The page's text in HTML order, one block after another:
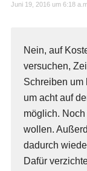
Juni 19, 2016 um 6:18
Nein, auf
versuchen,
Schreiben um
um acht auf
möglich.
wollen.
dadurch
Dafür